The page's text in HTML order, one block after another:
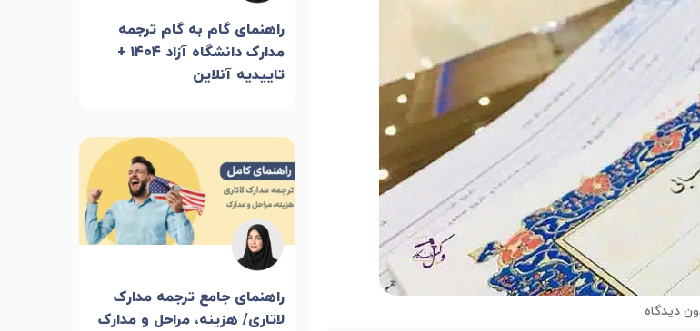
دیدگاه
راهنمای گام به گام ترجمه
مدارک دانشگاه آزاد ۱۴۰۴ +
تاییدیه آنلاین
راهنمای جامع ترجمه مدارک
لاتاری/ هزینه، مراحل و مدارک